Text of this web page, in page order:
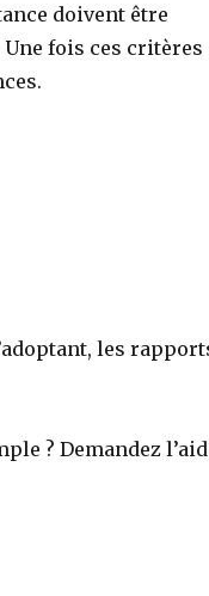
doivent être
fois ces critères
les
? Demandez